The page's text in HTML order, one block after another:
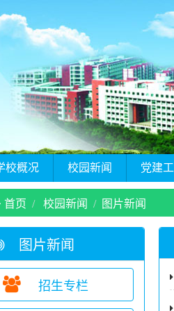
校概况 校园新闻 党建
首页 校园新闻 图片新闻
图片新闻
招生专栏